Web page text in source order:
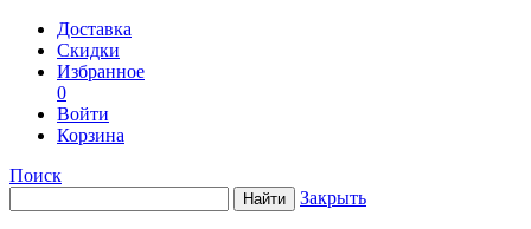
Доставка
Скидки
Избранное
0
Войти
Корзина
Поиск
Закрыть